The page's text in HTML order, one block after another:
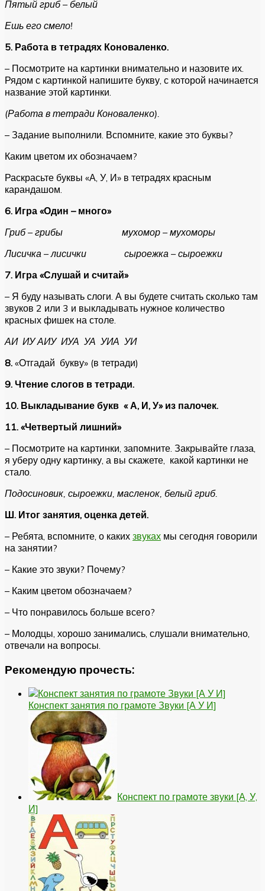
Пятый гриб – белый
Ешь его смело!
5. Работа в тетрадях Коноваленко.
– Посмотрите на картинки внимательно и назовите их.
Рядом с картинкой напишите букву, с которой начинается
название этой картинки.
(Работа в тетради Коноваленко).
– Задание выполнили. Вспомните, какие это буквы?
Каким цветом их обозначаем?
Раскрасьте буквы «А, У, И» в тетрадях красным
карандашом.
6. Игра «Один – много»
Гриб – грибы мухомор – мухоморы
Лисичка – лисички сыроежка – сыроежки
7. Игра «Слушай и считай»
– Я буду называть слоги. А вы будете считать сколько там
звуков 2 или 3 и выкладывать нужное количество
красных фишек на столе.
АИ ИУ АИУ ИУА УА УИА УИ
8. «Отгадай букву» (в тетради)
9. Чтение слогов в тетради.
10. Выкладывание букв « А, И, У» из палочек.
11. «Четвертый лишний»
– Посмотрите на картинки, запомните. Закрывайте глаза,
я уберу одну картинку, а вы скажете, какой картинки не
стало.
Подосиновик, сыроежки, масленок, белый гриб.
Ш. Итог занятия, оценка детей.
– Ребята, вспомните, о каких звуках мы сегодня говорили
на занятии?
– Какие это звуки? Почему?
– Каким цветом обозначаем?
– Что понравилось больше всего?
– Молодцы, хорошо занимались, слушали внимательно,
отвечали на вопросы.
Рекомендую прочесть:
Конспект занятия по грамоте Звуки [А У И]
Конспект по грамоте звуки [А, У,
И]